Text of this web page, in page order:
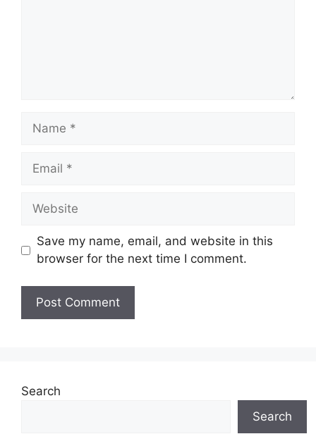
Name
Email
Website
Save my name, email, and website in this
browser for the next time I comment.
Search
Search